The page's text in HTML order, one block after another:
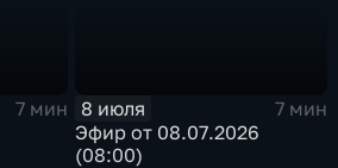
7 мин
8 июля
7 мин
Эфир от 08.07.2026
(08:00)